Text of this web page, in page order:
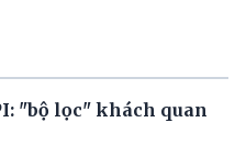
"bộ lọc" khách quan